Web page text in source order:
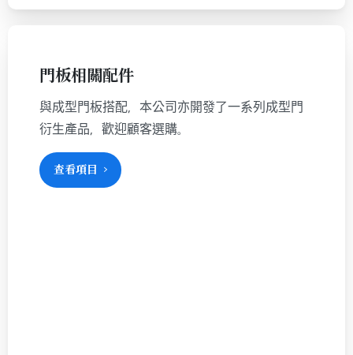
門板相關配件
與成型門板搭配，本公司亦開發了一系列成型門
衍生產品，歡迎顧客選購。
查看項目